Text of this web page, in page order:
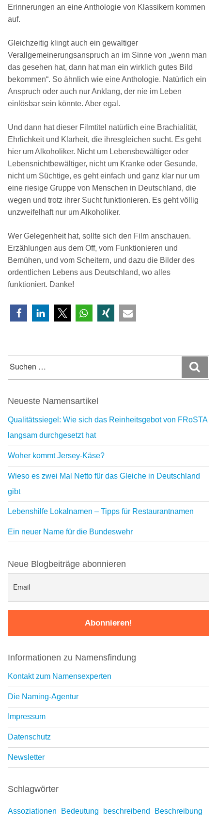
Erinnerungen an eine Anthologie von Klassikern kommen
auf.
Gleichzeitig klingt auch ein gewaltiger
Verallgemeinerungsanspruch an im Sinne von „wenn man
das gesehen hat, dann hat man ein wirklich gutes Bild
bekommen“. So ähnlich wie eine Anthologie. Natürlich ein
Anspruch oder auch nur Anklang, der nie im Leben
einlösbar sein könnte. Aber egal.
Und dann hat dieser Filmtitel natürlich eine Brachialität,
Ehrlichkeit und Klarheit, die ihresgleichen sucht. Es geht
hier um Alkoholiker. Nicht um Lebensbewältiger oder
Lebensnichtbewältiger, nicht um Kranke oder Gesunde,
nicht um Süchtige, es geht einfach und ganz klar nur um
eine riesige Gruppe von Menschen in Deutschland, die
wegen und trotz ihrer Sucht funktionieren. Es geht völlig
unzweifelhaft nur um Alkoholiker.
Wer Gelegenheit hat, sollte sich den Film anschauen.
Erzählungen aus dem Off, vom Funktionieren und
Bemühen, und vom Scheitern, und dazu die Bilder des
ordentlichen Lebens aus Deutschland, wo alles
funktioniert. Danke!
Neueste Namensartikel
Qualitätssiegel: Wie sich das Reinheitsgebot von FRoSTA
langsam durchgesetzt hat
Woher kommt Jersey-Käse?
Wieso es zwei Mal Netto für das Gleiche in Deutschland
gibt
Lebenshilfe Lokalnamen – Tipps für Restaurantnamen
Ein neuer Name für die Bundeswehr
Neue Blogbeiträge abonnieren
Informationen zu Namensfindung
Kontakt zum Namensexperten
Die Naming-Agentur
Impressum
Datenschutz
Newsletter
Schlagwörter
Assoziationen Bedeutung beschreibend Beschreibung